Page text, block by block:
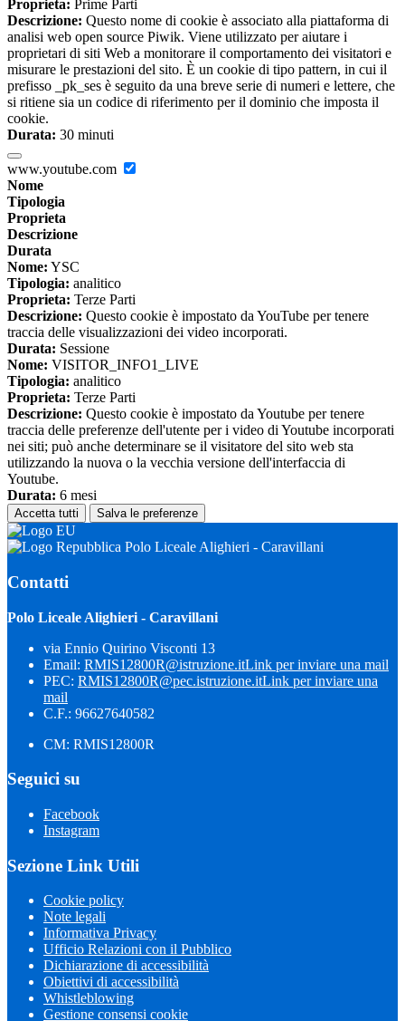
Proprieta: Prime Parti
Descrizione: Questo nome di cookie è associato alla piattaforma di
analisi web open source Piwik. Viene utilizzato per aiutare i
proprietari di siti Web a monitorare il comportamento dei visitatori e
misurare le prestazioni del sito. È un cookie di tipo pattern, in cui il
prefisso _pk_ses è seguito da una breve serie di numeri e lettere, che
si ritiene sia un codice di riferimento per il dominio che imposta il
cookie.
Durata: 30 minuti
www.youtube.com
Nome
Tipologia
Proprieta
Descrizione
Durata
Nome: YSC
Tipologia: analitico
Proprieta: Terze Parti
Descrizione: Questo cookie è impostato da YouTube per tenere
traccia delle visualizzazioni dei video incorporati.
Durata: Sessione
Nome: VISITOR_INFO1_LIVE
Tipologia: analitico
Proprieta: Terze Parti
Descrizione: Questo cookie è impostato da Youtube per tenere
traccia delle preferenze dell'utente per i video di Youtube incorporati
nei siti; può anche determinare se il visitatore del sito web sta
utilizzando la nuova o la vecchia versione dell'interfaccia di
Youtube.
Durata: 6 mesi
Accetta tutti Salva le preferenze
Polo Liceale Alighieri - Caravillani
Contatti
Polo Liceale Alighieri - Caravillani
via Ennio Quirino Visconti 13
Email: RMIS12800R@istruzione.itLink per inviare una mail
PEC: RMIS12800R@pec.istruzione.itLink per inviare una
mail
C.F.: 96627640582
CM: RMIS12800R
Seguici su
Facebook
Instagram
Sezione Link Utili
Cookie policy
Note legali
Informativa Privacy
Ufficio Relazioni con il Pubblico
Dichiarazione di accessibilità
Obiettivi di accessibilità
Whistleblowing
Gestione consensi cookie